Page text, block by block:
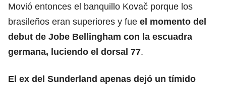
Movió entonces el banquillo Kovač porque los
brasileños eran superiores y fue el momento del
debut de Jobe Bellingham con la escuadra
germana, luciendo el dorsal 77.
El ex del Sunderland apenas dejó un tímido